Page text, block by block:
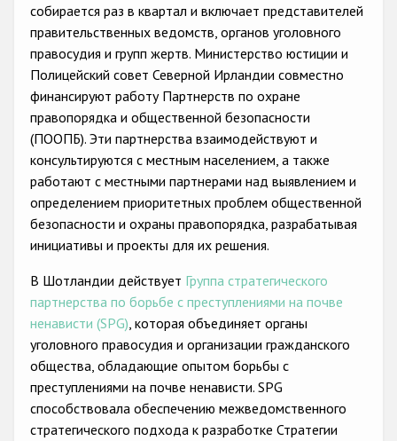
собирается раз в квартал и включает представителей
правительственных ведомств, органов уголовного
правосудия и групп жертв. Министерство юстиции и
Полицейский совет Северной Ирландии совместно
финансируют работу Партнерств по охране
правопорядка и общественной безопасности
(ПООПБ). Эти партнерства взаимодействуют и
консультируются с местным населением, а также
работают с местными партнерами над выявлением и
определением приоритетных проблем общественной
безопасности и охраны правопорядка, разрабатывая
инициативы и проекты для их решения.
В Шотландии действует Группа стратегического
партнерства по борьбе с преступлениями на почве
ненависти (SPG), которая объединяет органы
уголовного правосудия и организации гражданского
общества, обладающие опытом борьбы с
преступлениями на почве ненависти. SPG
способствовала обеспечению межведомственного
стратегического подхода к разработке Стратегии